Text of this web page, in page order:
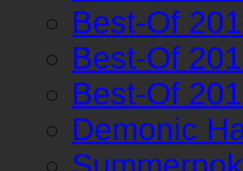
Best-Of
Best-Of
Best-Of
Demonic